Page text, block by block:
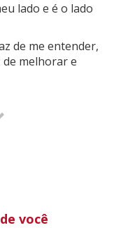
lado e é o lado
de me entender,
de melhorar e
mim.
bem e é
você